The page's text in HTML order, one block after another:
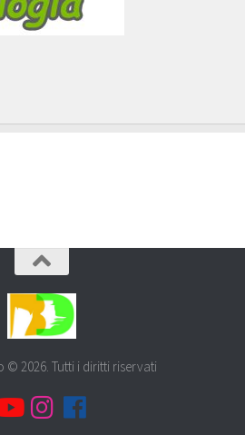
© 2026. Tutti i diritti riservati